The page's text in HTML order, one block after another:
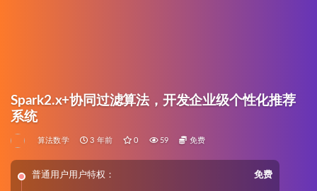
Spark2.x+协同过滤算法，开发企业级个性化推荐
系统
算法数学 3 年前 0 59 免费
普通用户用户特权： 免费